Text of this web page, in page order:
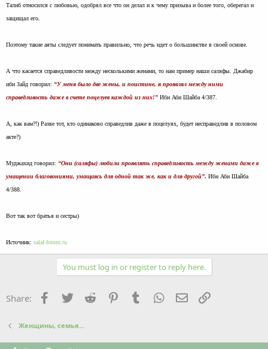
Талиб относился с любовью, одобрял все что он делал и к чему призыва и более того, оберегал и
защищал его.
Поэтому такие аяты следует понимать правильно, что речь идет о большинстве в своей основе.
А что касается справедливости между несколькими женами, то нам пример наши саляфы. Джабир
ибн Зайд говорил: “У меня было две жены, и поистине, я проявлял между ними
справедливость даже в счете поцелуев каждой из них!” Ибн Аби Шайба 4/387.
А, как вам?!) Разве тот, кто одинаково справедлив даже в поцелуях, будет несправедлив в половом
акте?)
Муджахид говорил: “Они (саляфы) любили проявлять справедливость между женами даже в
умащении благовониями, умащаясь для одной так же, как и для другой”. Ибн Аби Шайба
4/388.
Вот так вот братья и сестры)
Источник: salaf-forum.ru
You must log in or register to reply here.
Share: Facebook
Twitter Reddit PinterestTumblr WhatsApp
Email
Женщины, семья...